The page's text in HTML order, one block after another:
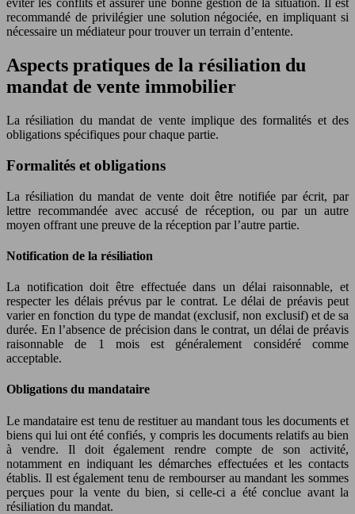
éviter les conflits et assurer une bonne gestion de la situation. Il est
recommandé de privilégier une solution négociée, en impliquant si
nécessaire un médiateur pour trouver un terrain d’entente.
Aspects pratiques de la résiliation du
mandat de vente immobilier
La résiliation du mandat de vente implique des formalités et des
obligations spécifiques pour chaque partie.
Formalités et obligations
La résiliation du mandat de vente doit être notifiée par écrit, par
lettre recommandée avec accusé de réception, ou par un autre
moyen offrant une preuve de la réception par l’autre partie.
Notification de la résiliation
La notification doit être effectuée dans un délai raisonnable, et
respecter les délais prévus par le contrat. Le délai de préavis peut
varier en fonction du type de mandat (exclusif, non exclusif) et de sa
durée. En l’absence de précision dans le contrat, un délai de préavis
raisonnable de 1 mois est généralement considéré comme
acceptable.
Obligations du mandataire
Le mandataire est tenu de restituer au mandant tous les documents et
biens qui lui ont été confiés, y compris les documents relatifs au bien
à vendre. Il doit également rendre compte de son activité,
notamment en indiquant les démarches effectuées et les contacts
établis. Il est également tenu de rembourser au mandant les sommes
perçues pour la vente du bien, si celle-ci a été conclue avant la
résiliation du mandat.